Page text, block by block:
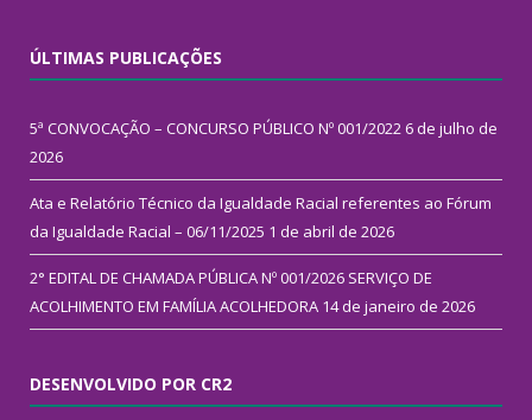
ÚLTIMAS PUBLICAÇÕES
5ª CONVOCAÇÃO – CONCURSO PÚBLICO Nº 001/2022 6 de julho de
2026
Ata e Relatório Técnico da Igualdade Racial referentes ao Fórum
da Igualdade Racial – 06/11/2025 1 de abril de 2026
2° EDITAL DE CHAMADA PÚBLICA Nº 001/2026 SERVIÇO DE
ACOLHIMENTO EM FAMÍLIA ACOLHEDORA 14 de janeiro de 2026
DESENVOLVIDO POR CR2